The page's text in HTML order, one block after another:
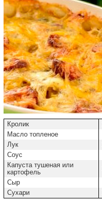
Кролик
Масло топленое
Лук
Соус
Капуста тушеная или
картофель
Сыр
Сухари